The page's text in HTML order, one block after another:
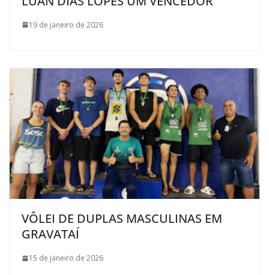
19 de janeiro de 2026
VÔLEI DE DUPLAS MASCULINAS EM
GRAVATAÍ
15 de janeiro de 2026